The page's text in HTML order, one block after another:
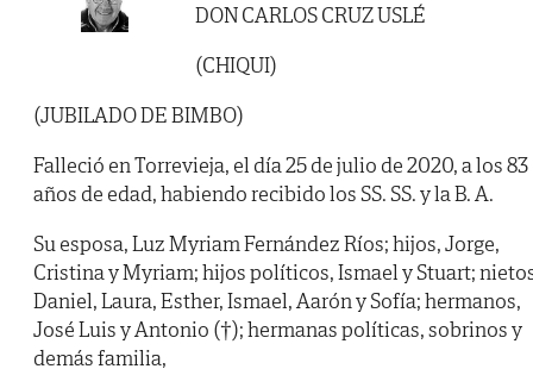
DON CARLOS CRUZ USLÉ
(CHIQUI)
(JUBILADO DE BIMBO)
Falleció en Torrevieja, el día 25 de julio de 2020, a los 83
años de edad, habiendo recibido los SS. SS. y la B. A.
Su esposa, Luz Myriam Fernández Ríos; hijos, Jorge,
Cristina y Myriam; hijos políticos, Ismael y Stuart;
Daniel, Laura, Esther, Ismael, Aarón y Sofía; hermanos,
José Luis y Antonio (†); hermanas políticas, sobrinos y
demás familia,